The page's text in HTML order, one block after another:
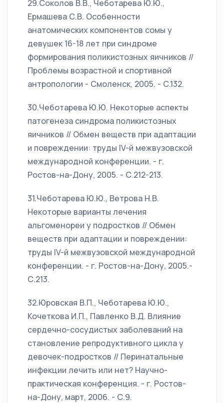
29.Соколов В.В., Чеботарева Ю.Ю.,
Ермашева С.В. Особенности
анатомических компонентов сомы у
девушек 16-18 лет при синдроме
формирования поликистозных яичников //
Проблемы возрастной и спортивной
антропологии - Смоленск, 2005. - С.132.
30.Чеботарева Ю.Ю. Некоторые аспекты
патогенеза синдрома поликистозных
яичников // Обмен веществ при адаптации
и повреждении: труды IV-й межвузовской
международной конференции. - г.
Ростов-на-Дону, 2005. - С.212-213.
31.Чеботарева Ю.Ю., Ветрова Н.В.
Некоторые варианты лечения
альгоменореи у подростков // Обмен
веществ при адаптации и повреждении:
труды IV-й межвузовской международной
конференции. - г. Ростов-на-Дону, 2005.-
С.213.
32.Юровская В.П., Чеботарева Ю.Ю.,
Кочеткова И.П., Павленко В.Д. Влияние
сердечно-сосудистых заболеваний на
становление репродуктивного цикла у
девочек-подростков // Перинатальные
инфекции лечить или нет? Научно-
практическая конференция. - г. Ростов-
на-Дону, март, 2006. - С.9.